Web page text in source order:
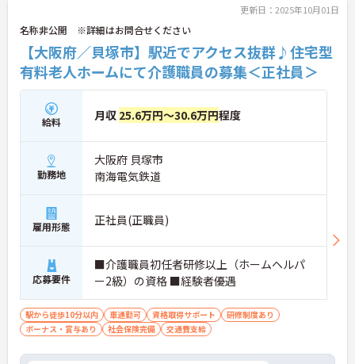
朝の通勤がストレスフリーなのも嬉しいポイント♪
ご興味ある方には、面接対策ポイントなど、さらに
詳細をお話しいたしますのでお気軽にご相談くださ
い！
更新日：2025年10月01日
名称非公開 ※詳細はお問合せください
【大阪府／貝塚市】駅近でアクセス抜群♪住宅型
有料老人ホームにて介護職員の募集＜正社員＞
給料 月収 25.6万円～30.6万円程度
勤務地
大阪府 貝塚市
南海電気鉄道
雇用形態 正社員(正職員)
応募要件
■介護職員初任者研修以上（ホームヘルパ
ー2級）の資格 ■経験者優遇
駅から徒歩10分以内 車通勤可 資格取得サポート
研修制度あり
ボーナス・賞与あり
社会保険完備 交通費支給